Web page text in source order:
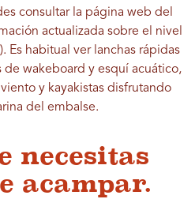
consultar la página web del
actualizada sobre el nivel
Es habitual ver lanchas rápidas
de wakeboard y esquí acuático,
y kayakistas disfrutando
del embalse.
necesitas
acampar.